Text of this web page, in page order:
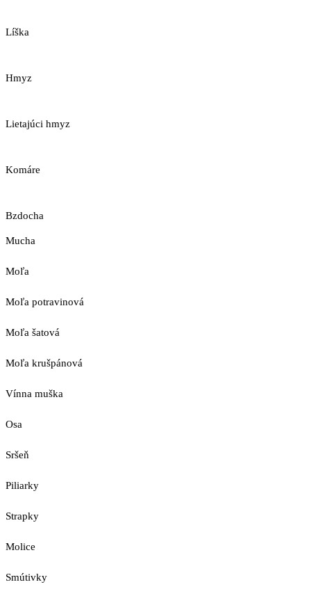
Líška
Hmyz
Lietajúci hmyz
Komáre
Bzdocha
Mucha
Moľa
Moľa potravinová
Moľa šatová
Moľa krušpánová
Vínna muška
Osa
Sršeň
Piliarky
Strapky
Molice
Smútivky